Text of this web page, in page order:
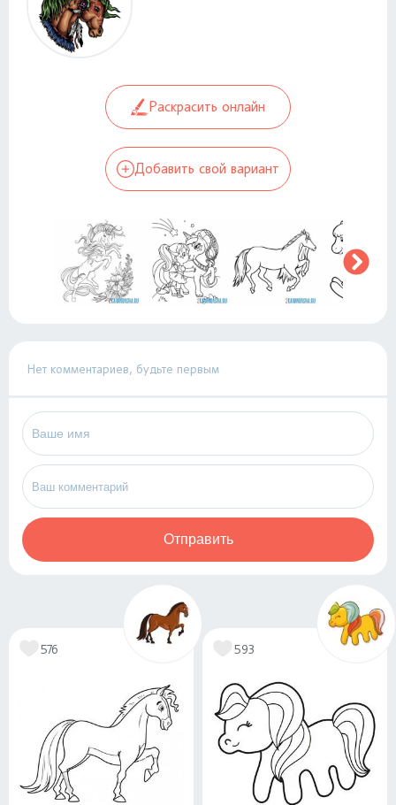
Раскрасить онлайн
Добавить свой вариант
Нет комментариев, будьте первым
Отправить
576 593